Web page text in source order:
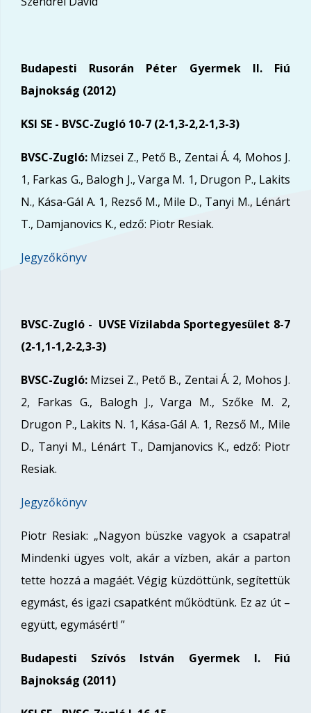
Budapesti Rusorán Péter Gyermek II. Fiú
Bajnokság (2012)
KSI SE - BVSC-Zugló 10-7 (2-1,3-2,2-1,3-3)
BVSC-Zugló: Mizsei Z., Pető B., Zentai Á. 4, Mohos J.
1, Farkas G., Balogh J., Varga M. 1, Drugon P., Lakits
N., Kása-Gál A. 1, Rezső M., Mile D., Tanyi M., Lénárt
T., Damjanovics K., edző: Piotr Resiak.
Jegyzőkönyv
BVSC-Zugló - UVSE Vízilabda Sportegyesület 8-7
(2-1,1-1,2-2,3-3)
BVSC-Zugló: Mizsei Z., Pető B., Zentai Á. 2, Mohos J.
2, Farkas G., Balogh J., Varga M., Szőke M. 2,
Drugon P., Lakits N. 1, Kása-Gál A. 1, Rezső M., Mile
D., Tanyi M., Lénárt T., Damjanovics K., edző: Piotr
Resiak.
Jegyzőkönyv
Piotr Resiak: „Nagyon büszke vagyok a csapatra!
Mindenki ügyes volt, akár a vízben, akár a parton
tette hozzá a magáét. Végig küzdöttünk, segítettük
egymást, és igazi csapatként működtünk. Ez az út –
együtt, egymásért! ”
Budapesti Szívós István Gyermek I. Fiú
Bajnokság (2011)